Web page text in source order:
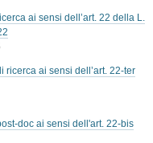
ai sensi dell’art. 22 della L.
ai sensi dell’art. 22-ter
doc ai sensi dell'art. 22-bis